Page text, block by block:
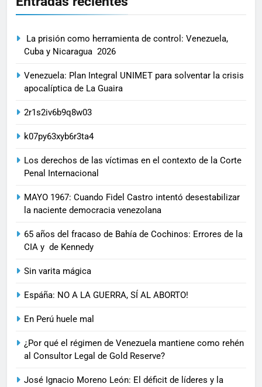
La prisión como herramienta de control: Venezuela,
Cuba y Nicaragua 2026
Venezuela: Plan Integral UNIMET para solventar la crisis
apocalíptica de La Guaira
2r1s2iv6b9q8w03
k07py63xyb6r3ta4
Los derechos de las víctimas en el contexto de la Corte
Penal Internacional
MAYO 1967: Cuando Fidel Castro intentó desestabilizar
la naciente democracia venezolana
65 años del fracaso de Bahía de Cochinos: Errores de la
CIA y de Kennedy
Sin varita mágica
Espáña: NO A LA GUERRA, SÍ AL ABORTO!
En Perú huele mal
¿Por qué el régimen de Venezuela mantiene como rehén
al Consultor Legal de Gold Reserve?
José Ignacio Moreno León: El déficit de líderes y la